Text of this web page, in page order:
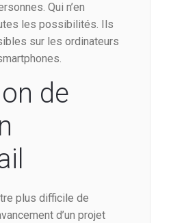
Qui n’en
les possibilités. Ils
sur les ordinateurs
de
plus difficile de
d’un projet